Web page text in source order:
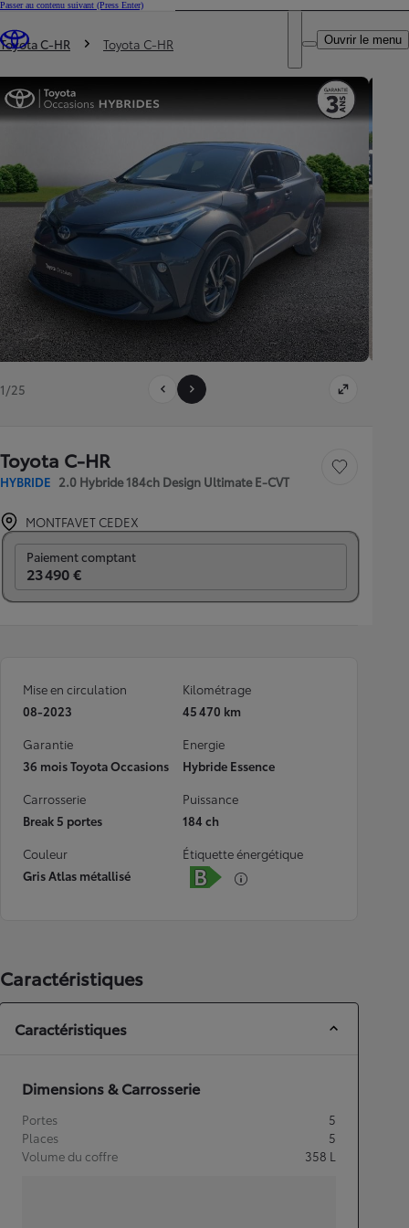
Passer au contenu suivant (Press Enter)
Trouvez un partenaire Toyota
DEALER NAME
Ouvrir le menu
Vous êtes ici
Toyota C-HR Toyota C-HR
1/25
Toyota C-HR
HYBRIDE 2.0 Hybride 184ch Design Ultimate E-CVT
Sauvegarder le
MONTFAVET CEDEX
Paiement comptant
23 490 €
Mise en circulation
08-2023
Kilométrage
45 470 km
Garantie
36 mois Toyota Occasions
Energie
Hybride Essence
Carrosserie
Break 5 portes
Puissance
184 ch
Couleur
Gris Atlas métallisé
Étiquette énergétique
Caractéristiques
Caractéristiques
Dimensions & Carrosserie
Portes
5
Places
5
Volume du coffre
358 L